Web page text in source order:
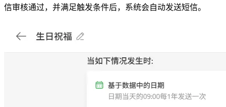
信审核通过，并满足触发条件后，系统会自动发送短信。